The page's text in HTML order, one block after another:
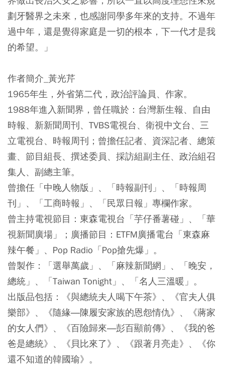
劃牙醫界之未來，也感謝同學多年來的支持。 不過年
過中年，還是覺得家庭是一切的根本，下一代才是我
的希望。
」
作者簡介_黃光芹
1965年生，外省第二代，政治評論員、作家。
1988年進入新聞界，曾任職於：台灣新生報、自由
時報、新新聞周刊、TVBS電視台、衛視中文台、三
立電視台、時報周刊；曾擔任記者、資深記者、總策
畫、節目組長、撰述委員、採訪組副主任、政治組召
集人、副總主筆。
曾擔任「中晚人物版」、「時報副刊」、「時報周
刊」、「工商時報」、「民眾日報」專欄作家。
曾主持電視節目：東森電視台「芋仔番薯碰」、「華
視新聞廣場」；廣播節目：ETFM廣播電台「東森麻
辣午餐」、Pop Radio「Pop搶先爆」。
曾製作：「選舉萬歲」、「麻辣新聞網」、「晚安，
總統」、「Taiwan Tonight」、「名人三溫暖」。
出版品包括：《與總統夫人喝下午茶》、《官夫人俱
樂部》、《隨緣―陳履安家族的恩怨情仇》、《蔣家
的女人們》、《百險歸來―彭百顯前傳》、《我的爸
爸是總統》、《貝比來了》、《跟著月亮走》、《你
還不知道的韓國瑜》。